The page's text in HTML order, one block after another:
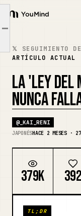
YouMind
Resumen
Casos de uso
Habilidades
Precios
Descargar
𝕏 SEGUIMIENTO
ARTÍCULO ACTUAL
LA 'LEY DEL
NUNCA
@_KAI_RENI
JAPONÉSHACE 2 MESES ·
379K 392
TL;DR